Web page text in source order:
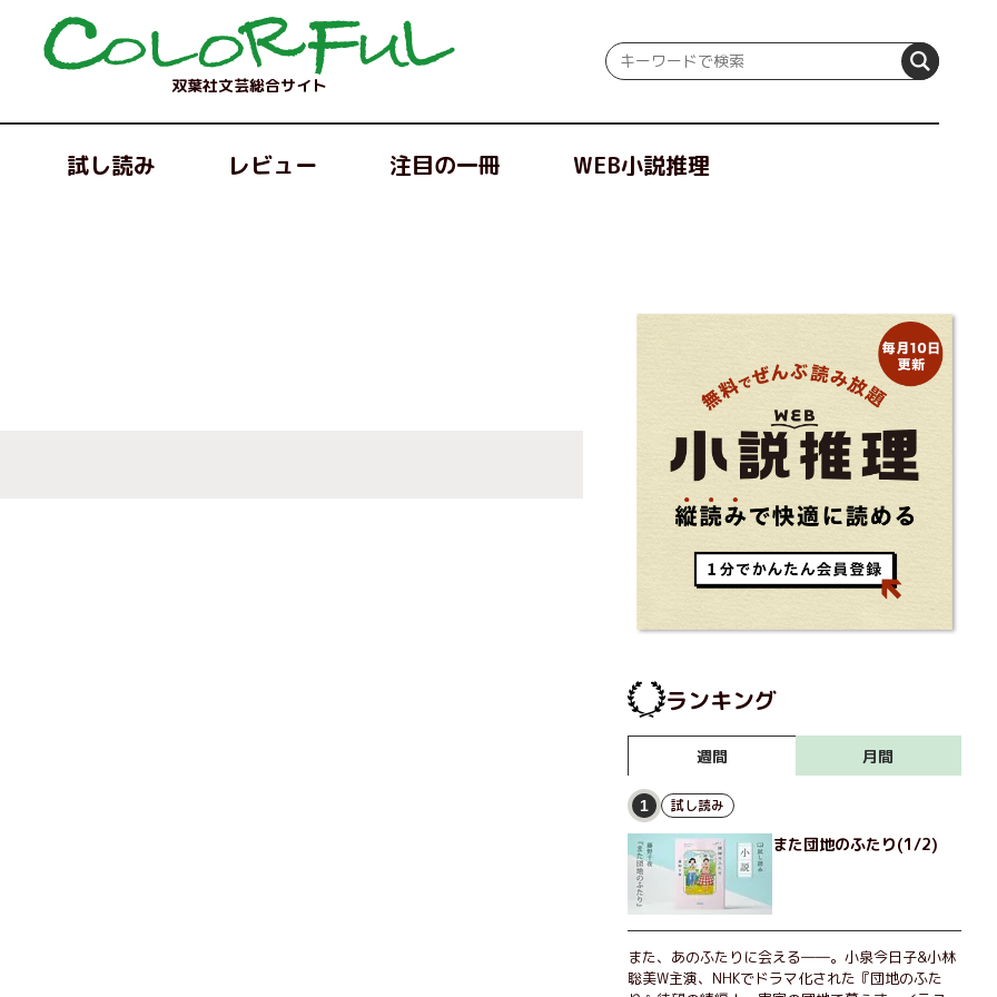
双葉社文芸総合サイト
試し読み レビュー 注目の一冊 WEB小説推理
ランキング
週間 月間
1 試し読み
また団地のふたり(1/2)
また、あのふたりに会える――。小泉今日子&小林
聡美W主演、NHKでドラマ化された『団地のふた